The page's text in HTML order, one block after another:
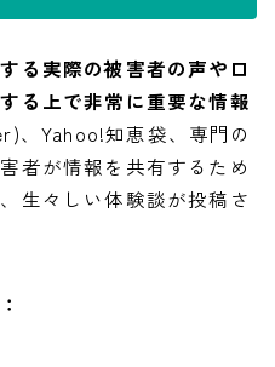
る実際の被害者の声や口
る上で非常に重要な情報
、Yahoo!知恵袋、専門の
者が情報を共有するため
生々しい体験談が投稿さ